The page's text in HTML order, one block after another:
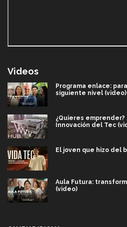
Videos
Programa enlace:
siguiente nivel (video)
¿Quieres emprender?
Innovación del Tec
El joven que hizo del
Aula Futura:
(video)